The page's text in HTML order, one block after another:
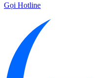
Gọi Hotline